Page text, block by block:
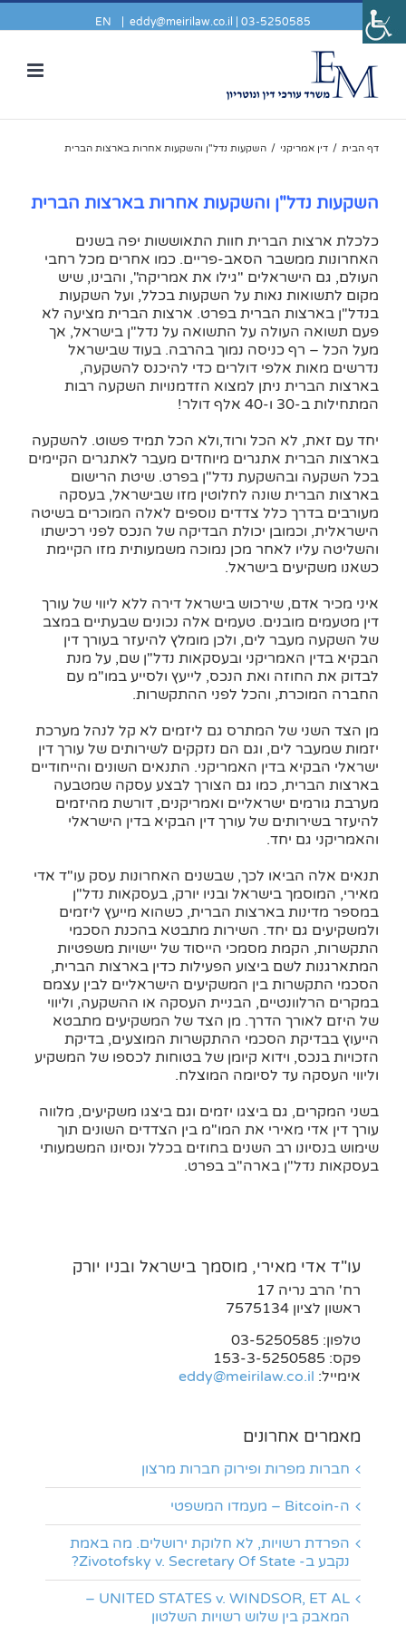
03-5250585 |
EN eddy@meirilaw.co.il
דף הבית / דין אמריקני / השקעות נדל"ן והשקעות אחרות בארצות הברית
השקעות נדל"ן והשקעות אחרות בארצות הברית
כלכלת ארצות הברית חוות התאוששות יפה בשנים
האחרונות ממשבר הסאב-פריים. כמו אחרים מכל רחבי
העולם, גם הישראלים "גילו את אמריקה", והבינו, שיש
מקום לתשואות נאות על השקעות בכלל, ועל השקעות
בנדל"ן בארצות הברית בפרט. ארצות הברית מציעה לא
פעם תשואה העולה על התשואה על נדל"ן בישראל, אך
מעל הכל – רף כניסה נמוך בהרבה. בעוד שבישראל
נדרשים מאות אלפי דולרים כדי להיכנס להשקעה,
בארצות הברית ניתן למצוא הזדמנויות השקעה רבות
המתחילות ב-30 ו-40 אלף דולר!
יחד עם זאת, לא הכל ורוד,ולא הכל תמיד פשוט. להשקעה
בארצות הברית אתגרים מיוחדים מעבר לאתגרים הקיימים
בכל השקעה ובהשקעת נדל"ן בפרט. שיטת הרישום
בארצות הברית שונה לחלוטין מזו שבישראל, בעסקה
מעורבים בדרך כלל צדדים נוספים לאלה המוכרים בשיטה
הישראלית, וכמובן יכולת הבדיקה של הנכס לפני רכישתו
והשליטה עליו לאחר מכן נמוכה משמעותית מזו הקיימת
כשאנו משקיעים בישראל.
איני מכיר אדם, שירכוש בישראל דירה ללא ליווי של עורך
דין מטעמים מובנים. טעמים אלה נכונים שבעתיים במצב
של השקעה מעבר לים, ולכן מומלץ להיעזר בעורך דין
הבקיא בדין האמריקני ובעסקאות נדל"ן שם, על מנת
לבדוק את החוזה ואת הנכס, לייעץ ולסייע במו"מ עם
החברה המוכרת, והכל לפני ההתקשרות.
מן הצד השני של המתרס גם ליזמים לא קל לנהל מערכת
יזמות שמעבר לים, וגם הם נזקקים לשירותים של עורך דין
ישראלי הבקיא בדין האמריקני. התנאים השונים והייחודיים
בארצות הברית, כמו גם הצורך לבצע עסקה שמטבעה
מערבת גורמים ישראליים ואמריקנים, דורשת מהיזמים
להיעזר בשירותים של עורך דין הבקיא בדין הישראלי
והאמריקני גם יחד.
תנאים אלה הביאו לכך, שבשנים האחרונות עסק עו"ד אדי
מאירי, המוסמך בישראל ובניו יורק, בעסקאות נדל"ן
במספר מדינות בארצות הברית, כשהוא מייעץ ליזמים
ולמשקיעים גם יחד. השירות מתבטא בהכנת הסכמי
התקשרות, הקמת מסמכי הייסוד של יישויות משפטיות
המתארגנות לשם ביצוע הפעילות כדין בארצות הברית,
הסכמי התקשרות בין המשקיעים הישראליים לבין עצמם
במקרים הרלוונטיים, הבניית העסקה או ההשקעה, וליווי
של היזם לאורך הדרך. מן הצד של המשקיעים מתבטא
הייעוץ בבדיקת הסכמי ההתקשרות המוצעים, בדיקת
הזכויות בנכס, וידוא קיומן של בטוחות לכספו של המשקיע
וליווי העסקה עד לסיומה המוצלח.
בשני המקרים, גם ביצגו יזמים וגם ביצגו משקיעים, מלווה
עורך דין אדי מאירי את המו"מ בין הצדדים השונים תוך
שימוש בנסיונו רב השנים בחוזים בכלל ונסיונו המשמעותי
בעסקאות נדל"ן בארה"ב בפרט.
עו"ד אדי מאירי, מוסמך בישראל ובניו יורק
רח' הרב נריה 17
ראשון לציון 7575134
טלפון: 03-5250585
פקס: 153-3-5250585
אימייל: eddy@meirilaw.co.il
מאמרים אחרונים
חברות מפרות ופירוק חברות מרצון
ה-Bitcoin – מעמדו המשפטי
הפרדת רשויות, לא חלוקת ירושלים. מה באמת
נקבע ב- Zivotofsky v. Secretary Of State?
UNITED STATES v. WINDSOR, ET AL –
המאבק בין שלוש רשויות השלטון